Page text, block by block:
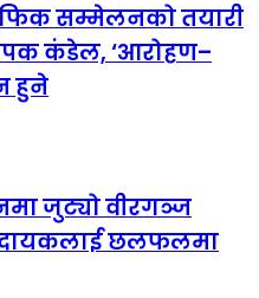
सम्मेलनको तयारी
कंडेल, ‘आरोहण–
हुने
जुट्यो वीरगञ्ज
छलफलमा